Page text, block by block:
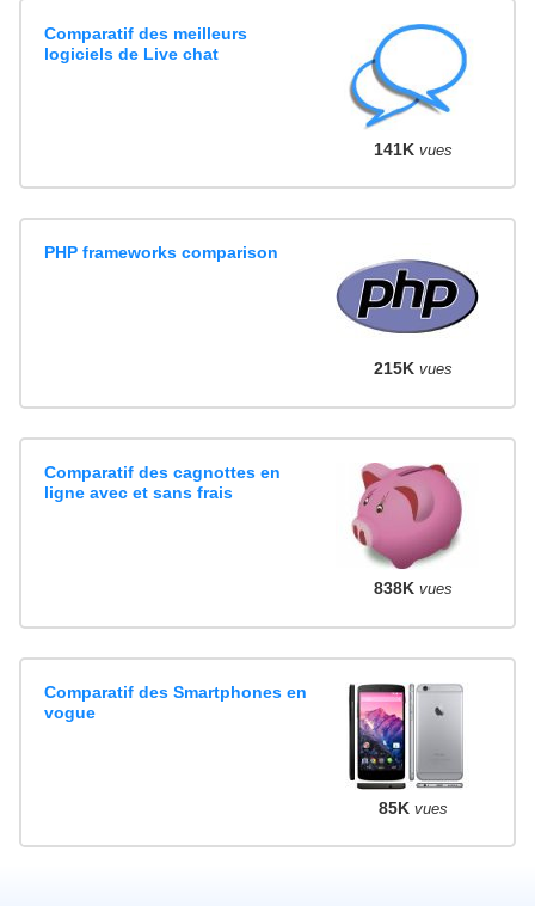
Comparatif des meilleurs
logiciels de Live chat
141K vues
PHP frameworks comparison
215K vues
Comparatif des cagnottes en
ligne avec et sans frais
838K vues
Comparatif des Smartphones en
vogue
85K vues